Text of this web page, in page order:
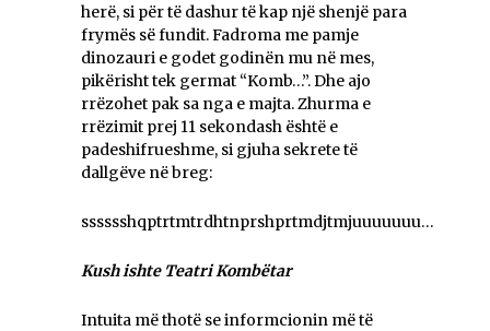
herë, si për të dashur të kap një shenjë para
frymës së fundit. Fadroma me pamje
dinozauri e godet godinën mu në mes,
pikërisht tek germat “Komb…”. Dhe ajo
rrëzohet pak sa nga e majta. Zhurma e
rrëzimit prej 11 sekondash është e
padeshifrueshme, si gjuha sekrete të
dallgëve në breg:
sssssshqptrtmtrdhtnprshprtmdjtmjuuuuuuu…
Kush ishte Teatri Kombëtar
Intuita më thotë se informcionin më të